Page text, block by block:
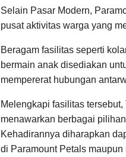
Selain Pasar Modern,
pusat aktivitas warga yang
Beragam fasilitas seperti
bermain anak disediakan
mempererat hubungan
Melengkapi fasilitas
menawarkan berbagai
Kehadirannya diharapkan
di Paramount Petals maupun